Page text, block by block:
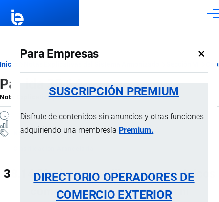
Para Empresas ×
SUSCRIPCIÓN PREMIUM
Disfrute de contenidos sin anuncios y otras funciones
adquiriendo una membresía Premium.
DIRECTORIO OPERADORES DE
COMERCIO EXTERIOR
Ruta
de
navegación
Inicio
Partida 38.14
Nota ExplicativaporImportaciones …, 18 Julio, 2024
2 MINUTOS
Notas Explicativas
38.14 Disolventes y diluyentes orgánicos
compuestos, no expresados ni